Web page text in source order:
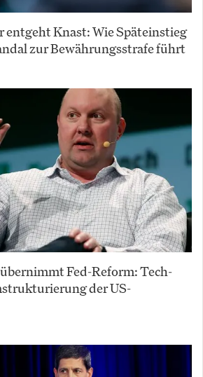
entgeht Knast: Wie Späteinstieg
zur Bewährungsstrafe führt
Fed-Reform: Tech-
der US-